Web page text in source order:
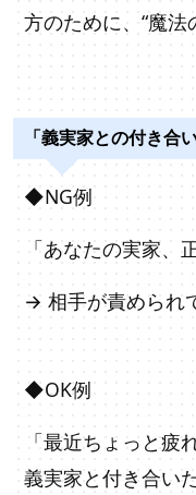
方のために、“魔法
「義実家との付き合
◆NG例
「あなたの実家、
→ 相手が責められ
◆OK例
「最近ちょっと
義実家と付き合い